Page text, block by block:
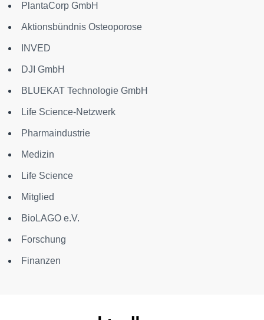
PlantaCorp GmbH
Aktionsbündnis Osteoporose
INVED
DJI GmbH
BLUEKAT Technologie GmbH
Life Science-Netzwerk
Pharmaindustrie
Medizin
Life Science
Mitglied
BioLAGO e.V.
Forschung
Finanzen